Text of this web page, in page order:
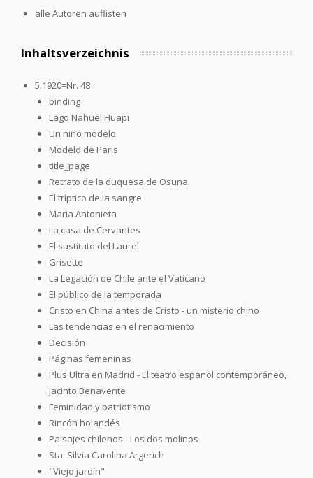
alle Autoren auflisten
Inhaltsverzeichnis
5.1920=Nr. 48
binding
Lago Nahuel Huapi
Un niño modelo
Modelo de Paris
title_page
Retrato de la duquesa de Osuna
El tríptico de la sangre
Maria Antonieta
La casa de Cervantes
El sustituto del Laurel
Grisette
La Legación de Chile ante el Vaticano
El público de la temporada
Cristo en China antes de Cristo - un misterio chino
Las tendencias en el renacimiento
Decisión
Páginas femeninas
Plus Ultra en Madrid - El teatro español contemporáneo,
Jacinto Benavente
Feminidad y patriotismo
Rincón holandés
Paisajes chilenos - Los dos molinos
Sta. Silvia Carolina Argerich
"Viejo jardín"